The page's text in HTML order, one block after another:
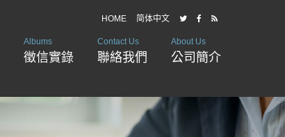
HOME 简体中文
Albums
徵信實錄
Contact Us
聯絡我們
About Us
公司簡介